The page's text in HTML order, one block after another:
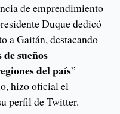
de emprendimiento
Duque dedicó
a Gaitán, destacando
sueños
del país”
hizo oficial el
perfil de Twitter.